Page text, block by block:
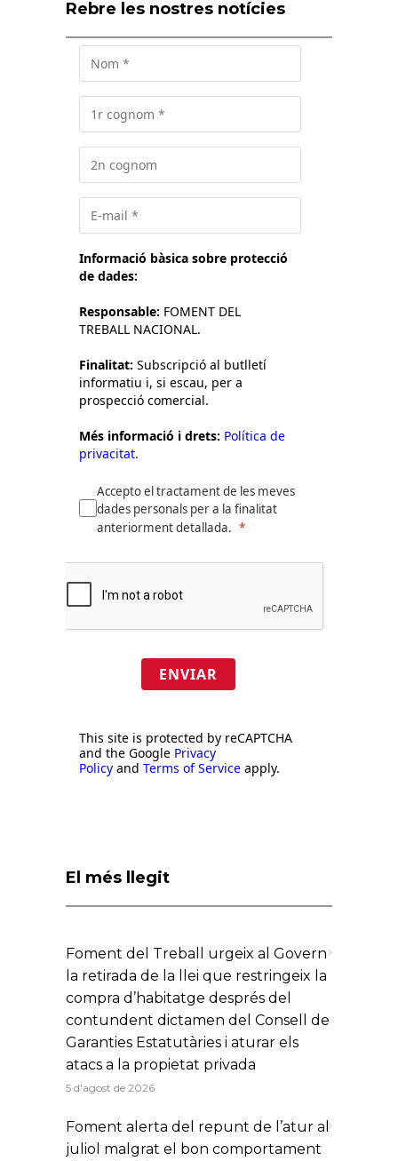
Rebre les nostres notícies
Informació bàsica sobre protecció
de dades:
Responsable: FOMENT DEL
TREBALL NACIONAL.
Finalitat: Subscripció al butlletí
informatiu i, si escau, per a
prospecció comercial.
Més informació i drets: Política de
privacitat.
Accepto el tractament de les meves
dades personals per a la finalitat
anteriorment detallada.
ENVIAR
This site is protected by reCAPTCHA
and the Google Privacy
Policy and Terms of Service apply.
El més llegit
Foment del Treball urgeix al Govern
la retirada de la llei que restringeix la
compra d’habitatge després del
contundent dictamen del Consell de
Garanties Estatutàries i aturar els
atacs a la propietat privada
5 d'agost de 2026
Foment alerta del repunt de l’atur al
juliol malgrat el bon comportament